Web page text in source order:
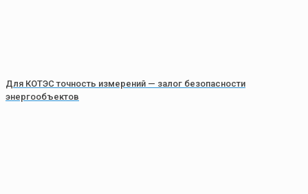
Для КОТЭС точность измерений — залог безопасности
энергообъектов